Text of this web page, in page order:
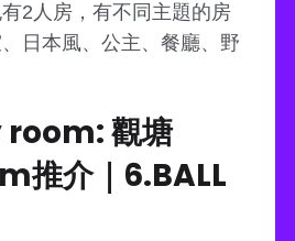
2人房，有不同主題的房
日本風、公主、餐廳、野
觀塘
推介｜6.BALL